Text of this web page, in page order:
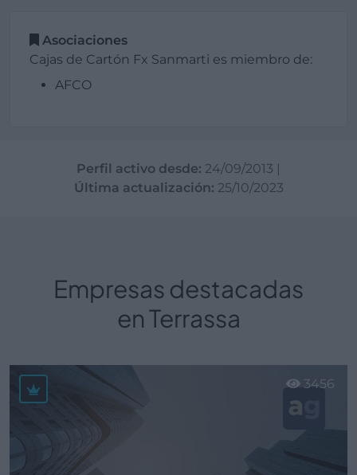
Asociaciones
Cajas de Cartón Fx Sanmarti es miembro de:
AFCO
Perfil activo desde: 24/09/2013 |
Última actualización: 25/10/2023
Empresas destacadas
en Terrassa
3456